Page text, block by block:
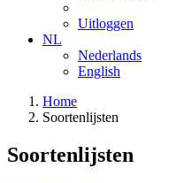
Uitloggen
NL
Nederlands
English
Home
Soortenlijsten
Soortenlijsten